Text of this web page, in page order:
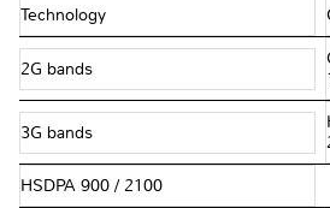
Technology
2G bands
3G bands
HSDPA 900 / 2100